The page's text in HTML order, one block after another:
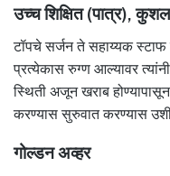
उच्च शिक्षित (पात्र),
टॉपचे सर्जन ते सहाय्यक स्टाफ
प्रत्येकास रुग्ण आल्यावर
स्थिती अजून खराब
करण्यास सुरुवात करण्यास
गोल्डन अव्हर